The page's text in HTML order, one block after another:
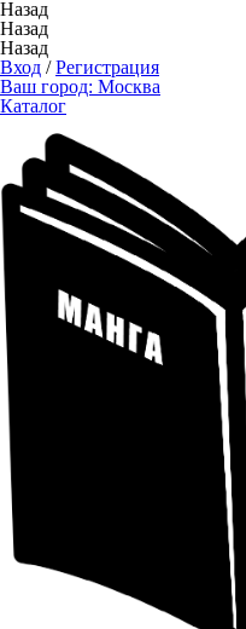
Назад
Назад
Назад
Вход /Регистрация
Ваш город: Москва
Каталог